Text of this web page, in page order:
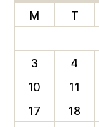
M
T
3
4
10
11
17
18